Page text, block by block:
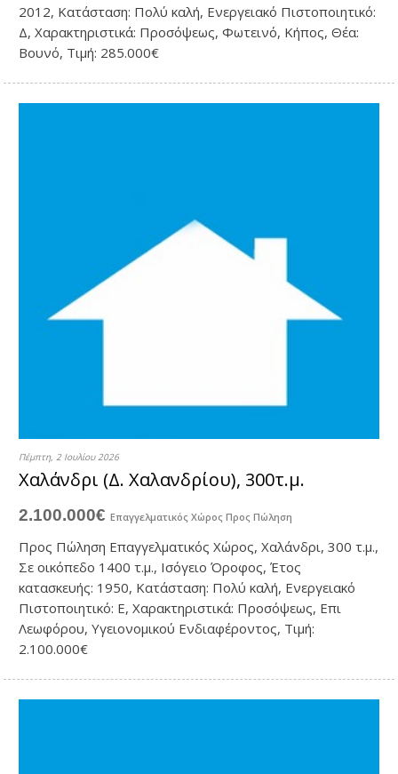
2012, Κατάσταση: Πολύ καλή, Ενεργειακό Πιστοποιητικό:
Δ, Χαρακτηριστικά: Προσόψεως, Φωτεινό, Κήπος, Θέα:
Βουνό, Τιμή: 285.000€
Πέμπτη, 2 Ιουλίου 2026
Χαλάνδρι (Δ. Χαλανδρίου), 300τ.μ.
2.100.000€Επαγγελματικός Χώρος Προς Πώληση
Προς Πώληση Επαγγελματικός Χώρος, Χαλάνδρι, 300 τ.μ.,
Σε οικόπεδο 1400 τ.μ., Ισόγειο Όροφος, Έτος
κατασκευής: 1950, Κατάσταση: Πολύ καλή, Ενεργειακό
Πιστοποιητικό: Ε, Χαρακτηριστικά: Προσόψεως, Επι
Λεωφόρου, Υγειονομικού Ενδιαφέροντος, Τιμή:
2.100.000€